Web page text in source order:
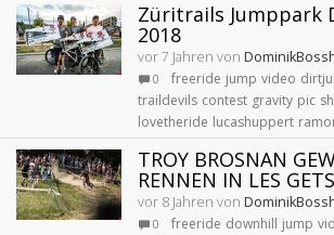
Züritrails Jumppark
2018
vor 7 Jahren von
0 freeride jump video
traildevils contest gravity pic
lovetheride lucashuppert
TROY BROSNAN
RENNEN IN LES GETS
vor 8 Jahren von
0 freeride downhill jump